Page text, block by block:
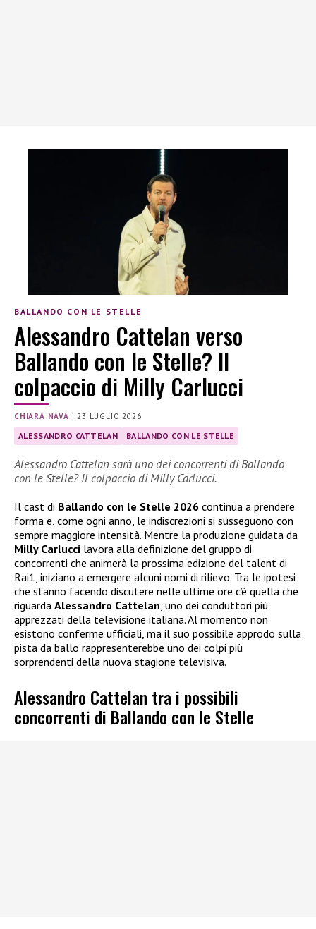
BALLANDO CON LE STELLE
Alessandro Cattelan verso
Ballando con le Stelle? Il
colpaccio di Milly Carlucci
CHIARA NAVA |23 LUGLIO 2026
ALESSANDRO CATTELAN BALLANDO CON LE STELLE
Alessandro Cattelan sarà uno dei concorrenti di Ballando
con le Stelle? Il colpaccio di Milly Carlucci.
Il cast di Ballando con le Stelle 2026 continua a prendere
forma e, come ogni anno, le indiscrezioni si susseguono con
sempre maggiore intensità. Mentre la produzione guidata da
Milly Carlucci lavora alla definizione del gruppo di
concorrenti che animerà la prossima edizione del talent di
Rai1, iniziano a emergere alcuni nomi di rilievo. Tra le ipotesi
che stanno facendo discutere nelle ultime ore c’è quella che
riguarda Alessandro Cattelan, uno dei conduttori più
apprezzati della televisione italiana. Al momento non
esistono conferme ufficiali, ma il suo possibile approdo sulla
pista da ballo rappresenterebbe uno dei colpi più
sorprendenti della nuova stagione televisiva.
Alessandro Cattelan tra i possibili
concorrenti di Ballando con le Stelle